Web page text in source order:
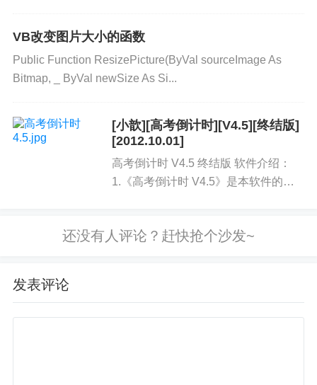
VB改变图片大小的函数
Public Function ResizePicture(ByVal sourceImage As
Bitmap, _ ByVal newSize As Si...
[小歆][高考倒计时][V4.5][终结版]
[2012.10.01]
高考倒计时 V4.5 终结版 软件介绍：
1.《高考倒计时 V4.5》是本软件的终
发表评论